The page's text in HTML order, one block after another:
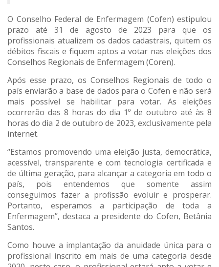
O Conselho Federal de Enfermagem (Cofen) estipulou
prazo até 31 de agosto de 2023 para que os
profissionais atualizem os dados cadastrais, quitem os
débitos fiscais e fiquem aptos a votar nas eleições dos
Conselhos Regionais de Enfermagem (Coren).
Após esse prazo, os Conselhos Regionais de todo o
país enviarão a base de dados para o Cofen e não será
mais possível se habilitar para votar. As eleições
ocorrerão das 8 horas do dia 1º de outubro até às 8
horas do dia 2 de outubro de 2023, exclusivamente pela
internet.
“Estamos promovendo uma eleição justa, democrática,
acessível, transparente e com tecnologia certificada e
de última geração, para alcançar a categoria em todo o
país, pois entendemos que somente assim
conseguimos fazer a profissão evoluir e prosperar.
Portanto, esperamos a participação de toda a
Enfermagem”, destaca a presidente do Cofen, Betânia
Santos.
Como houve a implantação da anuidade única para o
profissional inscrito em mais de uma categoria desde